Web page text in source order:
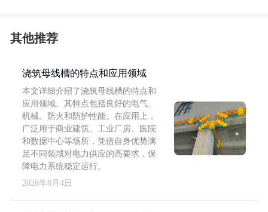
其他推荐
浇筑母线槽的特点和应用领域
本文详细介绍了浇筑母线槽的特点和
应用领域。其特点包括良好的电气、
机械、防火和防护性能。在应用上，
广泛用于商业建筑、工业厂房、医院
和数据中心等场所，凭借自身优势满
足不同领域对电力供应的高要求，保
障电力系统稳定运行。
2026年8月4日